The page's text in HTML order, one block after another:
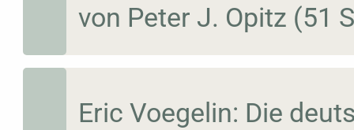
von Peter J. Opitz (51
Eric Voegelin: Die